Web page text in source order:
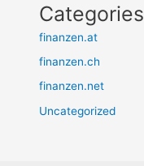
Categories
finanzen.at
finanzen.ch
finanzen.net
Uncategorized